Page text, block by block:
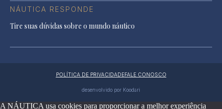
NÁUTICA RESPONDE
Tire suas dúvidas sobre o mundo náutico
POLÍTICA DE PRIVACIDADEFALE CONOSCO
desenvolvido por Koodari
A NÁUTICA usa cookies para proporcionar a melhor experiência